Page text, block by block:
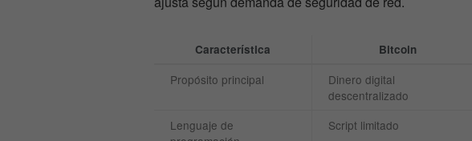
Característica Bitcoin
Propósito principal
Dinero digital
descentralizado
Lenguaje de
Script limitado